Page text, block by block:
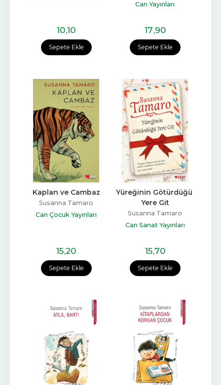
Sepete Ekle
10,10
Sepete Ekle
Can Yayınları
17,90
Sepete Ekle
Kaplan ve Cambaz
Susanna Tamaro
Can Çocuk Yayınları
15,20
Sepete Ekle
Yüreğinin Götürdüğü
Yere Git
Susanna Tamaro
Can Sanat Yayınları
15,70